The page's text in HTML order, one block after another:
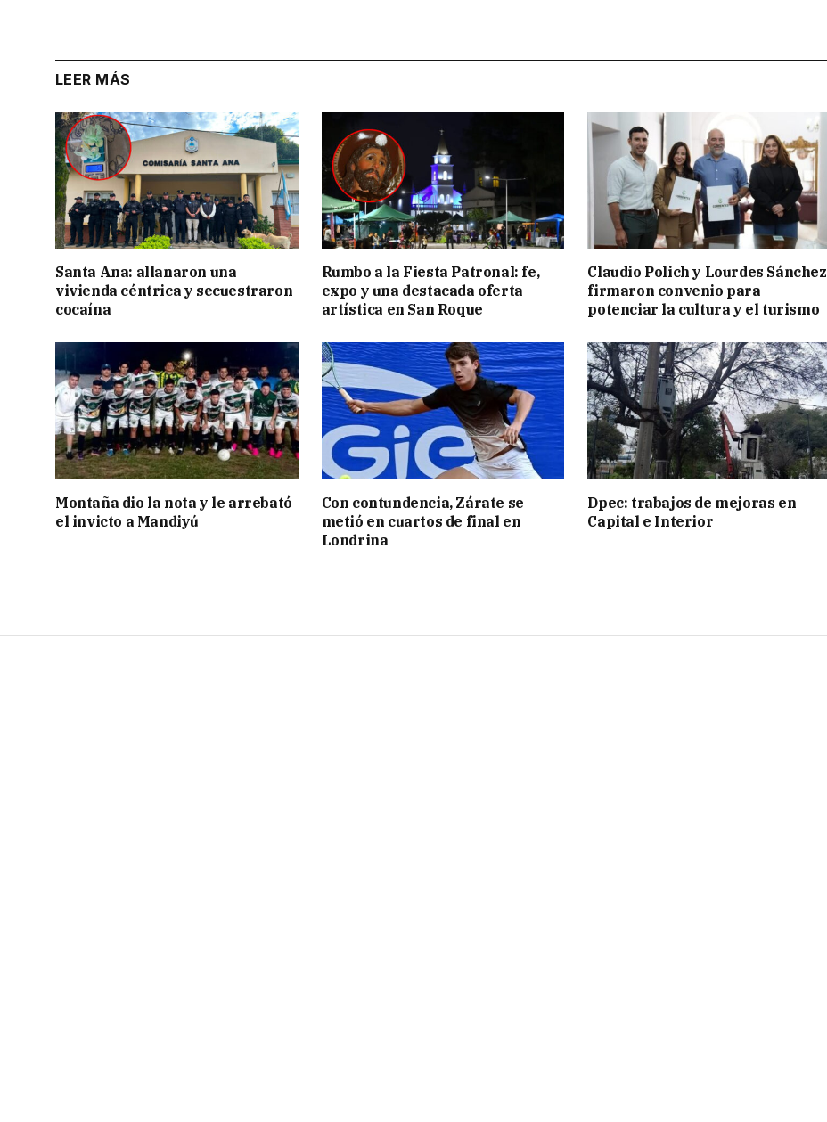
LEER MÁS
Santa Ana: allanaron una
vivienda céntrica y secuestraron
cocaína
Rumbo a la Fiesta Patronal: fe,
expo y una destacada oferta
artística en San Roque
Claudio Polich y Lourdes Sánchez
firmaron convenio para
potenciar la cultura y el turismo
Montaña dio la nota y le arrebató
el invicto a Mandiyú
Con contundencia, Zárate se
metió en cuartos de final en
Londrina
Dpec: trabajos de mejoras en
Capital e Interior